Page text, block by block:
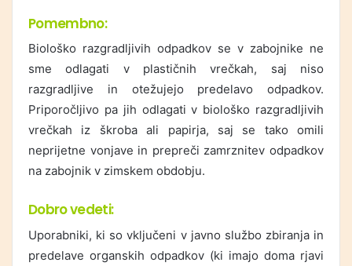
Pomembno:
Biološko razgradljivih odpadkov se v zabojnike ne
sme odlagati v plastičnih vrečkah, saj niso
razgradljive in otežujejo predelavo odpadkov.
Priporočljivo pa jih odlagati v biološko razgradljivih
vrečkah iz škroba ali papirja, saj se tako omili
neprijetne vonjave in prepreči zamrznitev odpadkov
na zabojnik v zimskem obdobju.
Dobro vedeti:
Uporabniki, ki so vključeni v javno službo zbiranja in
predelave organskih odpadkov (ki imajo doma rjavi